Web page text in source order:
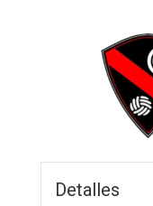
Detalles